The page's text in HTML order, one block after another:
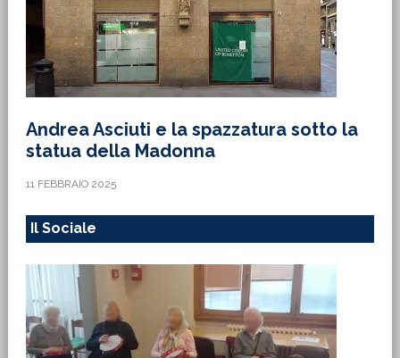
Andrea Asciuti e la spazzatura sotto la
statua della Madonna
11 FEBBRAIO 2025
Il Sociale